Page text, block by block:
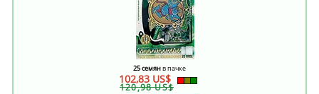
25 семянв пачке
102,83 US$
120,98 US$